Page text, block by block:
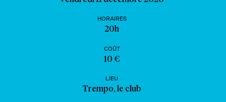
HORAIRES
20h
COÛT
10 €
LIEU
Trempo, le club